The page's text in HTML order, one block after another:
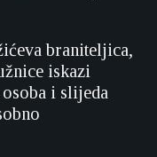
braniteljica,
iskazi
i slijeda